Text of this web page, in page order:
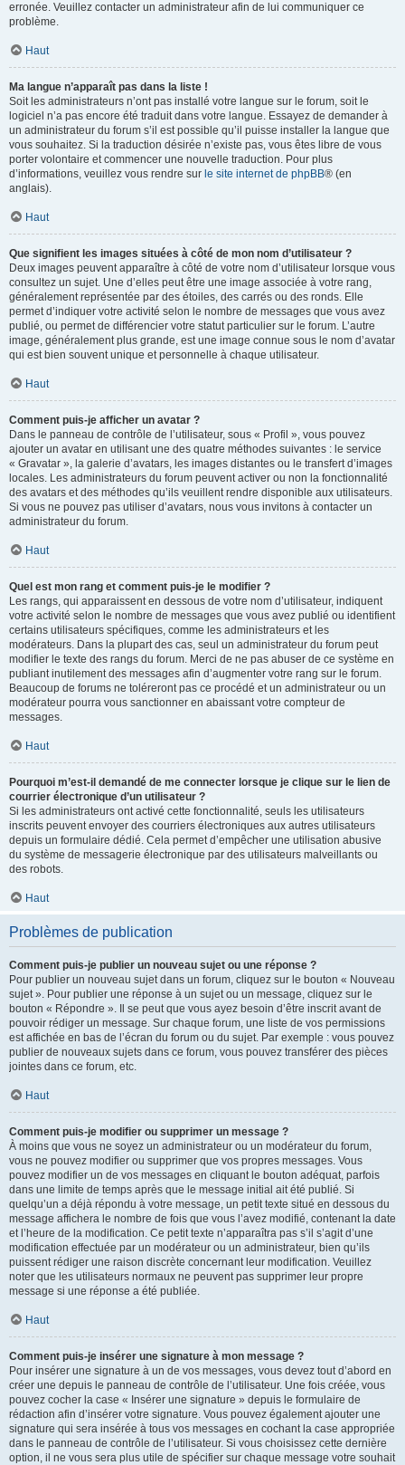
erronée. Veuillez contacter un administrateur afin de lui communiquer ce
problème.
Haut
Ma langue n’apparaît pas dans la liste !
Soit les administrateurs n’ont pas installé votre langue sur le forum, soit le
logiciel n’a pas encore été traduit dans votre langue. Essayez de demander à
un administrateur du forum s’il est possible qu’il puisse installer la langue que
vous souhaitez. Si la traduction désirée n’existe pas, vous êtes libre de vous
porter volontaire et commencer une nouvelle traduction. Pour plus
d’informations, veuillez vous rendre sur le site internet de phpBB® (en
anglais).
Haut
Que signifient les images situées à côté de mon nom d’utilisateur ?
Deux images peuvent apparaître à côté de votre nom d’utilisateur lorsque vous
consultez un sujet. Une d’elles peut être une image associée à votre rang,
généralement représentée par des étoiles, des carrés ou des ronds. Elle
permet d’indiquer votre activité selon le nombre de messages que vous avez
publié, ou permet de différencier votre statut particulier sur le forum. L’autre
image, généralement plus grande, est une image connue sous le nom d’avatar
qui est bien souvent unique et personnelle à chaque utilisateur.
Haut
Comment puis-je afficher un avatar ?
Dans le panneau de contrôle de l’utilisateur, sous « Profil », vous pouvez
ajouter un avatar en utilisant une des quatre méthodes suivantes : le service
« Gravatar », la galerie d’avatars, les images distantes ou le transfert d’images
locales. Les administrateurs du forum peuvent activer ou non la fonctionnalité
des avatars et des méthodes qu’ils veuillent rendre disponible aux utilisateurs.
Si vous ne pouvez pas utiliser d’avatars, nous vous invitons à contacter un
administrateur du forum.
Haut
Quel est mon rang et comment puis-je le modifier ?
Les rangs, qui apparaissent en dessous de votre nom d’utilisateur, indiquent
votre activité selon le nombre de messages que vous avez publié ou identifient
certains utilisateurs spécifiques, comme les administrateurs et les
modérateurs. Dans la plupart des cas, seul un administrateur du forum peut
modifier le texte des rangs du forum. Merci de ne pas abuser de ce système en
publiant inutilement des messages afin d’augmenter votre rang sur le forum.
Beaucoup de forums ne toléreront pas ce procédé et un administrateur ou un
modérateur pourra vous sanctionner en abaissant votre compteur de
messages.
Haut
Pourquoi m’est-il demandé de me connecter lorsque je clique sur le lien de
courrier électronique d’un utilisateur ?
Si les administrateurs ont activé cette fonctionnalité, seuls les utilisateurs
inscrits peuvent envoyer des courriers électroniques aux autres utilisateurs
depuis un formulaire dédié. Cela permet d’empêcher une utilisation abusive
du système de messagerie électronique par des utilisateurs malveillants ou
des robots.
Haut
Problèmes de publication
Comment puis-je publier un nouveau sujet ou une réponse ?
Pour publier un nouveau sujet dans un forum, cliquez sur le bouton « Nouveau
sujet ». Pour publier une réponse à un sujet ou un message, cliquez sur le
bouton « Répondre ». Il se peut que vous ayez besoin d’être inscrit avant de
pouvoir rédiger un message. Sur chaque forum, une liste de vos permissions
est affichée en bas de l’écran du forum ou du sujet. Par exemple : vous pouvez
publier de nouveaux sujets dans ce forum, vous pouvez transférer des pièces
jointes dans ce forum, etc.
Haut
Comment puis-je modifier ou supprimer un message ?
À moins que vous ne soyez un administrateur ou un modérateur du forum,
vous ne pouvez modifier ou supprimer que vos propres messages. Vous
pouvez modifier un de vos messages en cliquant le bouton adéquat, parfois
dans une limite de temps après que le message initial ait été publié. Si
quelqu’un a déjà répondu à votre message, un petit texte situé en dessous du
message affichera le nombre de fois que vous l’avez modifié, contenant la date
et l’heure de la modification. Ce petit texte n’apparaîtra pas s’il s’agit d’une
modification effectuée par un modérateur ou un administrateur, bien qu’ils
puissent rédiger une raison discrète concernant leur modification. Veuillez
noter que les utilisateurs normaux ne peuvent pas supprimer leur propre
message si une réponse a été publiée.
Haut
Comment puis-je insérer une signature à mon message ?
Pour insérer une signature à un de vos messages, vous devez tout d’abord en
créer une depuis le panneau de contrôle de l’utilisateur. Une fois créée, vous
pouvez cocher la case « Insérer une signature » depuis le formulaire de
rédaction afin d’insérer votre signature. Vous pouvez également ajouter une
signature qui sera insérée à tous vos messages en cochant la case appropriée
dans le panneau de contrôle de l’utilisateur. Si vous choisissez cette dernière
option, il ne vous sera plus utile de spécifier sur chaque message votre souhait